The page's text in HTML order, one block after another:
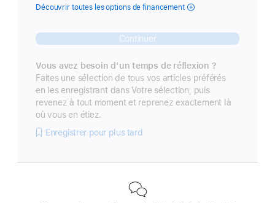
Découvrir toutes les options de financement
Continuer
Vous avez besoin d’un temps de réflexion ?
Faites une sélection de tous vos articles préférés
en les enregistrant dans Votre sélection, puis
revenez à tout moment et reprenez exactement là
où vous en étiez.
Enregistrer pour plus tard